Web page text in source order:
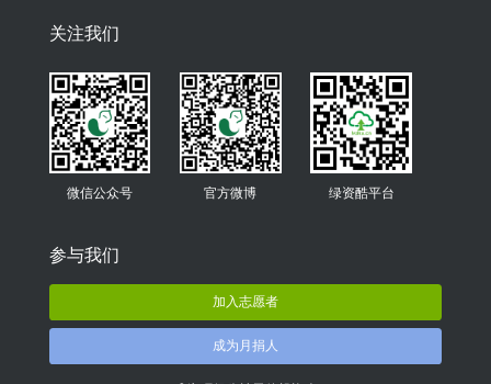
关注我们
微信公众号 官方微博 绿资酷平台
参与我们
加入志愿者
成为月捐人